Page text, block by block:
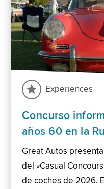
Experiences
Concurso
años 60 en la
Great Autos
del «Casual
de coches de 2026.